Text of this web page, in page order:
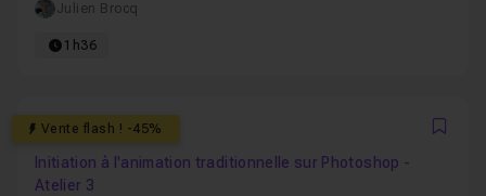
Julien Brocq
1h36
Vente flash ! -45%
0
Initiation à l'animation traditionnelle sur Photoshop -
Atelier 3